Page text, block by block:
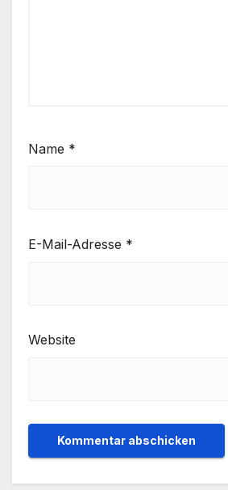
Name *
E-Mail-Adresse *
Website